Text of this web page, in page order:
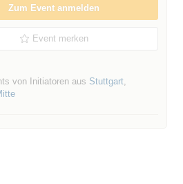
Zum Event anmelden
Event merken
von Initiatoren aus Stuttgart,